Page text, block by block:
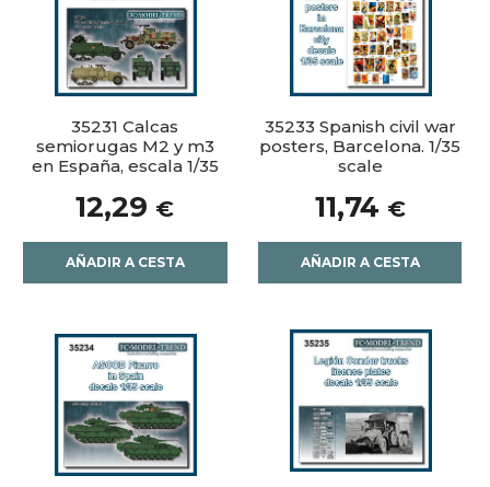
35231 Calcas
semiorugas M2 y m3
en España, escala 1/35
12,29 €
AÑADIR A CESTA
35233 Spanish civil war
posters, Barcelona. 1/35
scale
11,74 €
AÑADIR A CESTA